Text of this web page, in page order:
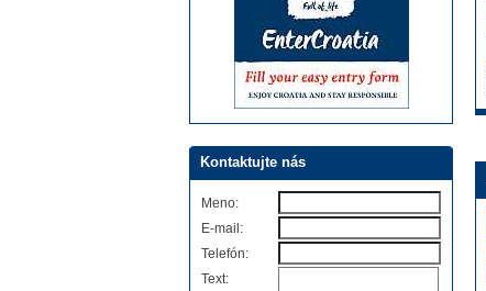
Kontaktujte nás
Meno:
E-mail:
Telefón:
Text: